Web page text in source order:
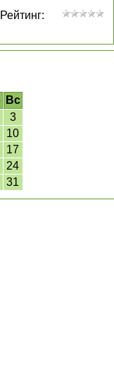
Рейтинг:
Вс
3
10
17
24
31